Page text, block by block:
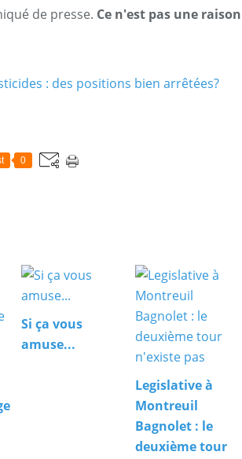
de presse. Ce n'est pas une raison
0
Si ça vous
amuse...
Legislative à
Montreuil
Bagnolet : le
deuxième tour